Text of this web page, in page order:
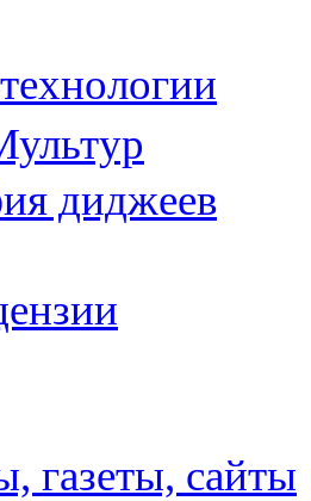
диджеев
газеты, сайты